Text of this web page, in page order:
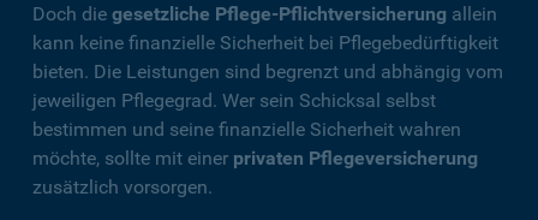
Doch die gesetzliche Pflege-Pflichtversicherung allein
kann keine finanzielle Sicherheit bei Pflegebedürftigkeit
bieten. Die Leistungen sind begrenzt und abhängig vom
jeweiligen Pflegegrad. Wer sein Schicksal selbst
bestimmen und seine finanzielle Sicherheit wahren
möchte, sollte mit einer privaten Pflegeversicherung
zusätzlich vorsorgen.